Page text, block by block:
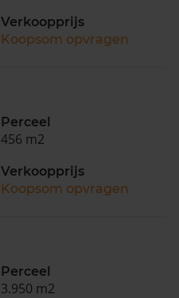
Verkoopprijs
Koopsom opvragen
Perceel
456 m2
Verkoopprijs
Koopsom opvragen
Perceel
3.950 m2